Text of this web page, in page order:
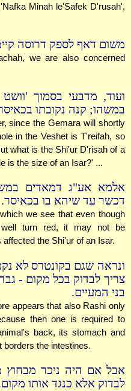
Minah le'Safek D'rusah',
משום דאף לספק דרוסה
we are also concerned
ועוד, מדבעי בסמוך
במשהו; קנה נקובתו
since the Gemara will shortly
in the Veshet is T'reifah, so
what is the Shi'ur D'risah of a
is the size of an Isar?' ...
אלמא אע"ג דמאדים
דכשר עד שיהא בו בכאיסר.
we see that even though
turn red, it may not be
the Shi'ur of an Isar.
ונראה שגם בקונטרס לא
צריך לבדוק בכל מקום -
בני המעיים.
appears that also Rashi only
then one is required to
back, its stomach and
borders the intestines.
אבל אם היה ניכר מבחוץ
לבדוק אלא כנגד אותו